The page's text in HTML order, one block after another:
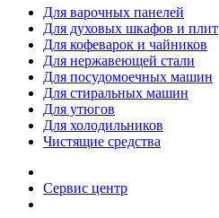
Для варочных панелей
Для духовых шкафов и плит
Для кофеварок и чайников
Для нержавеющей стали
Для посудомоечных машин
Для стиральных машин
Для утюгов
Для холодильников
Чистящие средства
Сервис центр